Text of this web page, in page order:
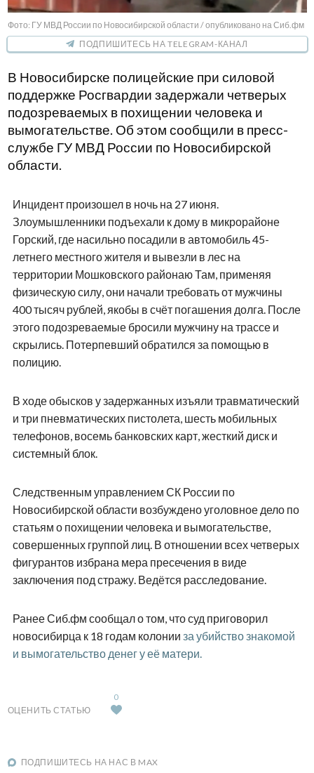
Фото: ГУ МВД России по Новосибирской области / опубликовано на Сиб.фм
ПОДПИШИТЕСЬ НА TELEGRAM-КАНАЛ
В Новосибирске полицейские при силовой
поддержке Росгвардии задержали четверых
подозреваемых в похищении человека и
вымогательстве. Об этом сообщили в пресс-
службе ГУ МВД России по Новосибирской
области.
Инцидент произошел в ночь на 27 июня.
Злоумышленники подъехали к дому в микрорайоне
Горский, где насильно посадили в автомобиль 45-
летнего местного жителя и вывезли в лес на
территории Мошковского районаю Там, применяя
физическую силу, они начали требовать от мужчины
400 тысяч рублей, якобы в счёт погашения долга. После
этого подозреваемые бросили мужчину на трассе и
скрылись. Потерпевший обратился за помощью в
полицию.
В ходе обысков у задержанных изъяли травматический
и три пневматических пистолета, шесть мобильных
телефонов, восемь банковских карт, жесткий диск и
системный блок.
Следственным управлением СК России по
Новосибирской области возбуждено уголовное дело по
статьям о похищении человека и вымогательстве,
совершенных группой лиц. В отношении всех четверых
фигурантов избрана мера пресечения в виде
заключения под стражу. Ведётся расследование.
Ранее Сиб.фм сообщал о том, что суд приговорил
новосибирца к 18 годам колонии за убийство знакомой
и вымогательство денег у её матери.
ОЦЕНИТЬ СТАТЬЮ
0
ПОДПИШИТЕСЬ НА НАС В MAX